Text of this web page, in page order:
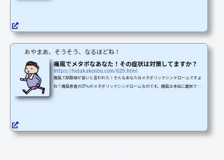
おやまあ、そうそう、なるほどね！
痛風でメタボなあなた！その症状は対策してますか？
https://hidakakonbu.com/629.html
痛風で尿酸値が高いと言われた！そんなあなたはメタボリックシンドロームですよ
ね？痛風患者の37％がメタボリックシンドロームなのです。痛風は本当に面倒です